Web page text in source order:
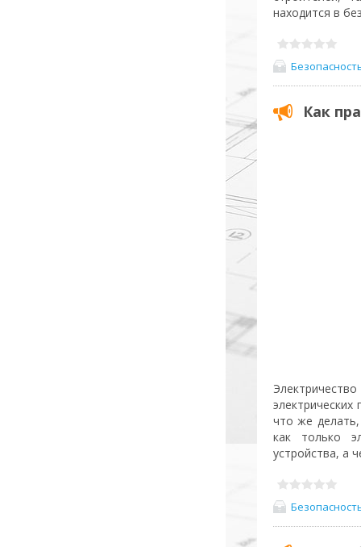
находится в
Как
что же
как только
устройства, а